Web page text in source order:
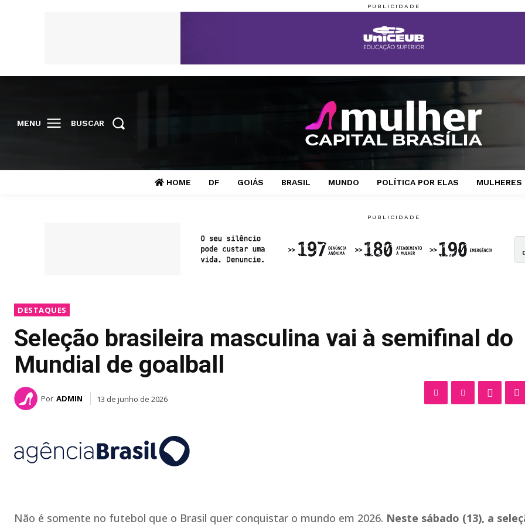
MENU BUSCAR
HOME DF GOIÁS BRASIL MUNDO POLÍTICA POR ELAS MULHERES
DESTAQUES
Seleção brasileira masculina vai à semifinal do
Mundial de goalball
Por ADMIN 13 de junho de 2026
Não é somente no futebol que o Brasil quer conquistar o mundo em 2026. Neste sábado (13), a